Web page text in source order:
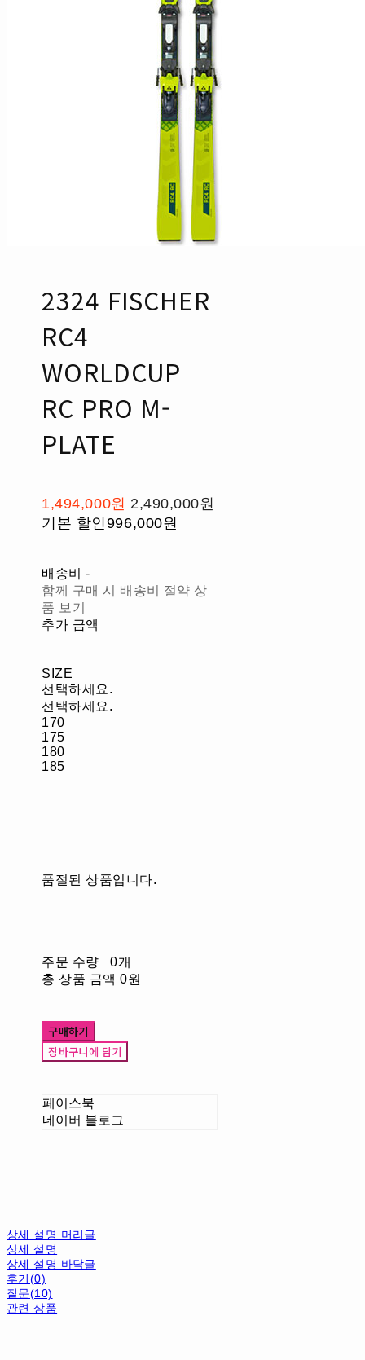
2324 FISCHER
RC4
WORLDCUP
RC PRO M-
PLATE
1,494,000원 2,490,000원
기본 할인996,000원
배송비-
함께 구매 시 배송비 절약 상
품 보기
추가 금액
SIZE
선택하세요.
선택하세요.
170
175
180
185
품절된 상품입니다.
주문 수량
0개
총 상품 금액 0원
구매하기
장바구니에 담기
페이스북
네이버 블로그
상세 설명 머리글
상세 설명
상세 설명 바닥글
후기(0)
질문(10)
관련 상품